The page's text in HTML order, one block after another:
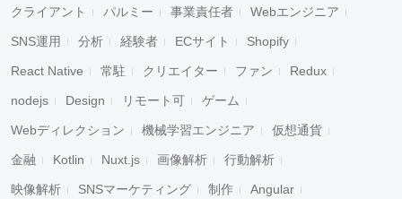
クライアント パルミー 事業責任者 Webエンジニア
SNS運用 分析 経験者 ECサイト Shopify
React Native 常駐 クリエイター ファン Redux
nodejs Design リモート可 ゲーム
Webディレクション 機械学習エンジニア 仮想通貨
金融 Kotlin Nuxt.js 画像解析 行動解析
映像解析 SNSマーケティング 制作 Angular